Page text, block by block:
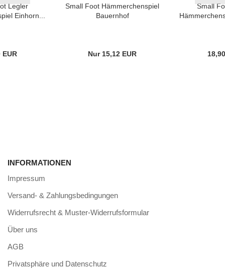
Legler
Einhorn...
EUR
Small Foot Hämmerchenspiel
Bauernhof
Nur 15,12 EUR
Small
INFORMATIONEN
Impressum
Versand- & Zahlungsbedingungen
Widerrufsrecht & Muster-Widerrufsformular
Über uns
AGB
Privatsphäre und Datenschutz